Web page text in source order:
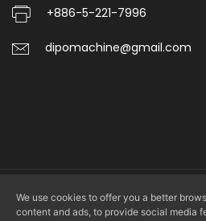
+886-5-221-7996
dipomachine@gmail.com
Copyright © 2026 DIPO PLASTIC
We use cookies to offer you a better
content and ads, to provide social media